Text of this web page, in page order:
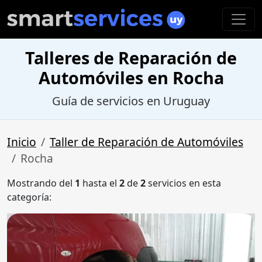
Talleres de Reparación de
Automóviles en Rocha
Guía de servicios en Uruguay
Inicio
Taller de Reparación de Automóviles
Rocha
Mostrando del 1 hasta el 2de2servicios en esta
categoría: